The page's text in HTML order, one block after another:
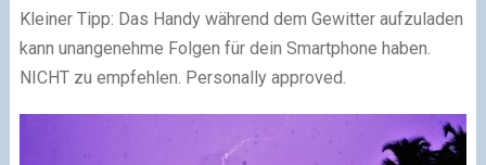
Kleiner Tipp: Das Handy während dem Gewitter aufzuladen
kann unangenehme Folgen für dein Smartphone haben.
NICHT zu empfehlen. Personally approved.